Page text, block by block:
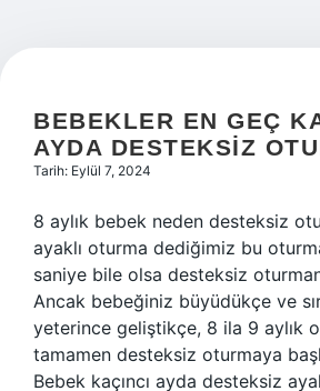
BEBEKLER EN GEÇ
AYDA DESTEKSIZ
Tarih: Eylül 7, 2024
8 aylık bebek neden desteksiz
ayaklı oturma dediğimiz bu
saniye bile olsa desteksiz
Ancak bebeğiniz büyüdükçe ve
yeterince geliştikçe, 8 ila 9 aylık
tamamen desteksiz oturmaya
Bebek kaçıncı ayda desteksiz